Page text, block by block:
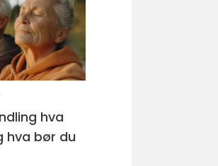
hva
hva bør du